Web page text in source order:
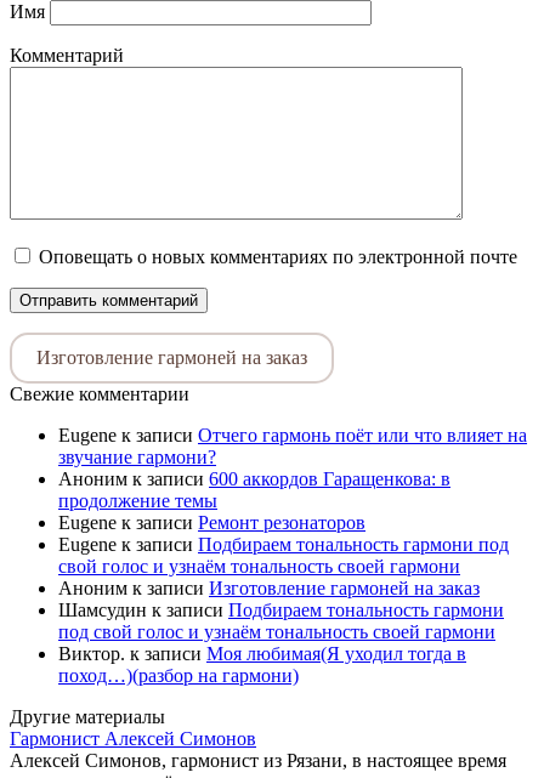
Имя
Комментарий
Оповещать о новых комментариях по электронной почте
Изготовление гармоней на заказ
Свежие комментарии
Eugene к записи Отчего гармонь поёт или что влияет на
звучание гармони?
Аноним к записи 600 аккордов Гаращенкова: в
продолжение темы
Eugene к записи Ремонт резонаторов
Eugene к записи Подбираем тональность гармони под
свой голос и узнаём тональность своей гармони
Аноним к записи Изготовление гармоней на заказ
Шамсудин к записи Подбираем тональность гармони
под свой голос и узнаём тональность своей гармони
Виктор. к записи Моя любимая(Я уходил тогда в
поход…)(разбор на гармони)
Другие материалы
Гармонист Алексей Симонов
Алексей Симонов, гармонист из Рязани, в настоящее время